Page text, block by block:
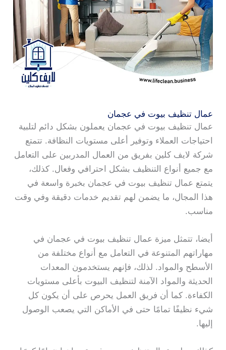
عمال تنظيف بيوت في عجمان
عمال تنظيف بيوت في عجمان يعملون بشكل دائم لتلبية
احتياجات العملاء وتوفير أعلى مستويات النظافة. تتمتع
شركة لايف كلين بفريق من العمال المدربين على التعامل
مع جميع أنواع التنظيف بشكل احترافي وفعال. كذلك،
يتمتع عمال تنظيف بيوت في عجمان بخبرة واسعة في
هذا المجال، ما يضمن لهم تقديم خدمات دقيقة وفي وقت
مناسب.
أيضا، تتمثل ميزة عمال تنظيف بيوت في عجمان في
مهاراتهم المتنوعة في التعامل مع أنواع مختلفة من
الأسطح والمواد. لذلك، فإنهم يستخدمون المعدات
الحديثة والمواد الآمنة لتنظيف البيوت بأعلى مستويات
الكفاءة. كما أن فريق العمل يحرص على أن يكون كل
شيء نظيفًا تمامًا حتى في الأماكن التي يصعب الوصول
إليها.